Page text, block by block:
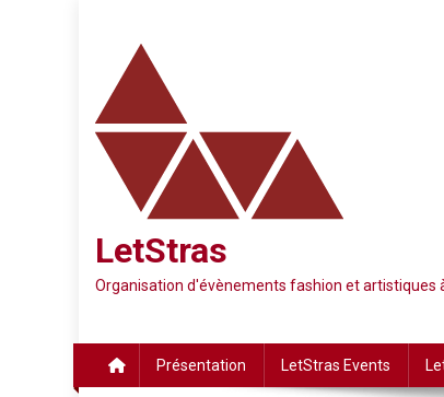
content
LetStras
Organisation d'évènements fashion et
Présentation LetStras Events